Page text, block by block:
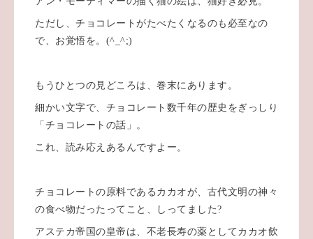
ただし、チョコレートがたべたくなるのも必至なの
で、お覚悟を。(^_^;)
もうひとつの見どころは、巻末にあります。
細かい文字で、チョコレート数千年の歴史をぎっしり
「チョコレートの話」。
これ、読み応えあるんですよー。
チョコレートの原料であるカカオが、古代文明の神々
の食べ物だったってこと、しってました?
アステカ帝国の皇帝は、不老長寿の薬としてカカオ飲